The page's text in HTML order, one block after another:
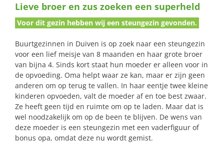
naar:
Lieve broer en zus zoeken een superheld
Voor dit gezin hebben wij een steungezin gevonden.
Buurtgezinnen in Duiven is op zoek naar een steungezin
voor een lief meisje van 8 maanden en haar grote broer
van bijna 4. Sinds kort staat hun moeder er alleen voor in
de opvoeding. Oma helpt waar ze kan, maar er zijn geen
anderen om op terug te vallen. In haar eentje twee kleine
kinderen opvoeden, valt de moeder af en toe best zwaar.
Ze heeft geen tijd en ruimte om op te laden. Maar dat is
wel noodzakelijk om op de been te blijven. De wens van
deze moeder is een steungezin met een vaderfiguur of
bonus opa, omdat deze nu wordt gemist.